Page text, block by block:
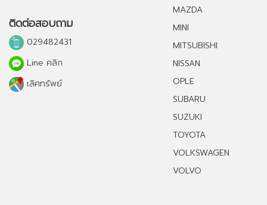
ติดต่อสอบถาม
029482431
Line คลิก
เลิศทรัพย์
MAZDA
MINI
MITSUBISHI
NISSAN
OPLE
SUBARU
SUZUKI
TOYOTA
VOLKSWAGEN
VOLVO